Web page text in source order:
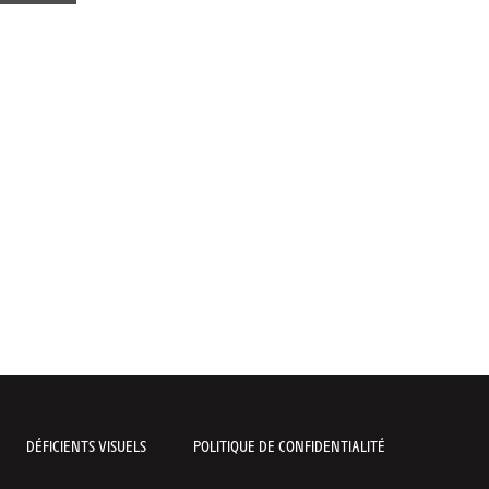
DÉFICIENTS VISUELS POLITIQUE DE CONFIDENTIALITÉ